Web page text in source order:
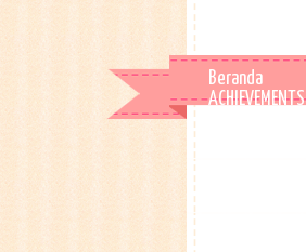
Beranda
ACHIEVEMENTS